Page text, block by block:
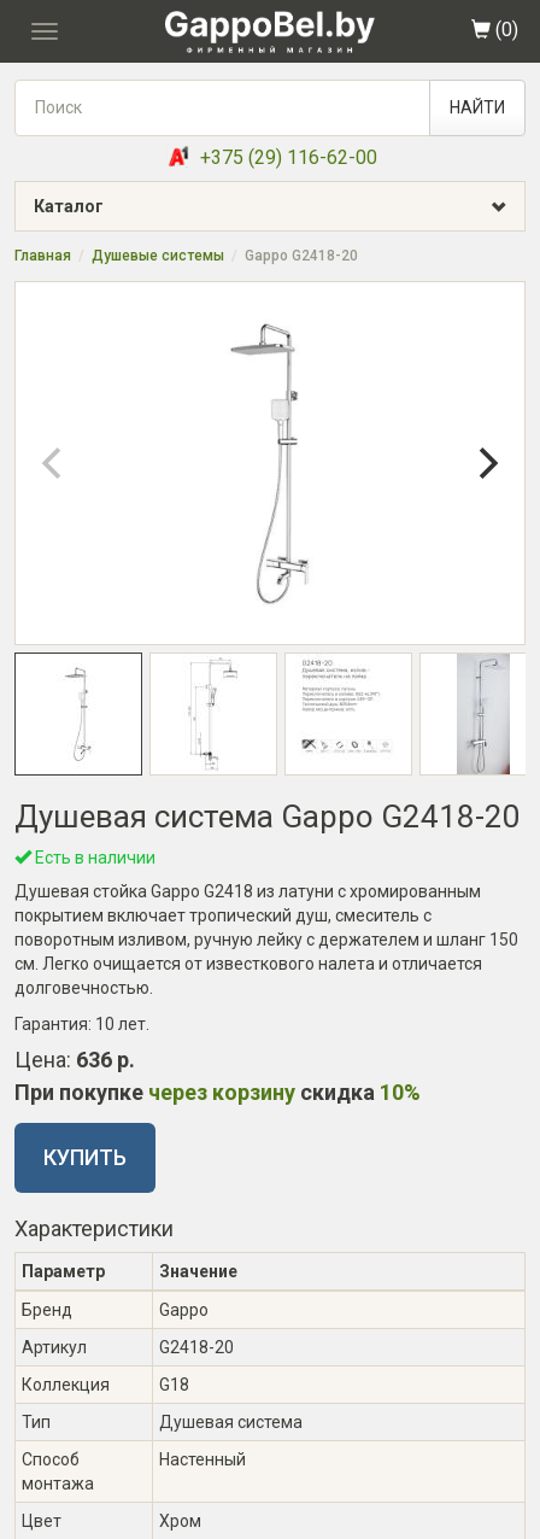
Toggle
(0)
НАЙТИ
+375 (29) 116-62-00
Каталог
Главная Душевые системы Gappo G2418-20
Душевая система Gappo G2418-20
Есть в наличии
Душевая стойка Gappo G2418 из латуни с хромированным
покрытием включает тропический душ, смеситель с
поворотным изливом, ручную лейку с держателем и шланг 150
см. Легко очищается от известкового налета и отличается
долговечностью.
Гарантия: 10 лет
Цена: 636 р.
При покупке через корзину скидка 10%
КУПИТЬ
Характеристики
Параметр
Значение
Бренд
Gappo
Артикул
G2418-20
Коллекция
G18
Тип
Душевая система
Способ
монтажа
Настенный
Цвет
Хром